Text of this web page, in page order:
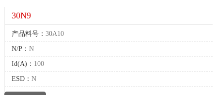
30N9
产品料号： 30A10
N/P： N
Id(A)： 100
ESD： N